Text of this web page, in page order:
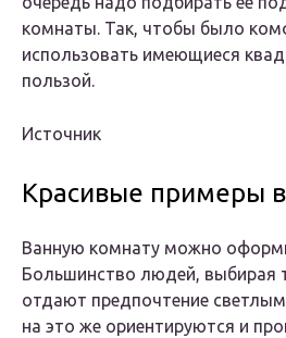
комнаты. Так, чтобы было
использовать имеющиеся
пользой.
Источник
Красивые примеры
Ванную комнату можно
Большинство людей, выбирая
отдают предпочтение
на это же ориентируются и